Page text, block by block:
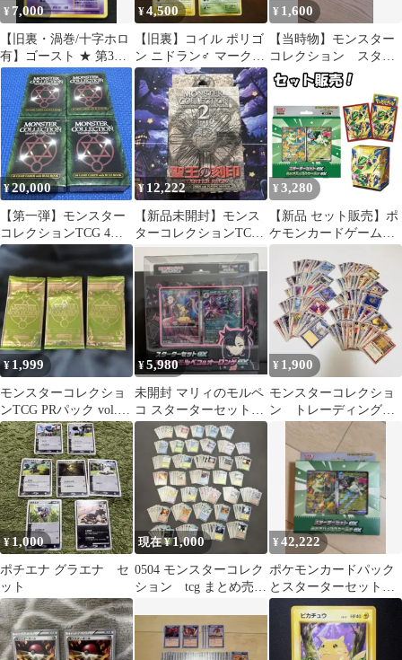
¥ 7,000
【旧裏・渦巻/十字ホロ
有】ゴースト ★ 第3弾
拡張パック 化石の秘密
¥4,500
【旧裏】コイル ポリゴ
ン ニドラン♂ マークな
し 3枚セット
¥ 1,600
【当時物】モンスター
コレクション スター
ターパック トレーデ
ィングカードゲーム
¥20,000
【第一弾】モンスター
コレクションTCG 4箱
まとめ売り 未使用
¥ 12,222
【新品未開封】モンス
ターコレクションTCG
聖王の刻印スターター
パック
¥ 3,280
【新品 セット販売】ポ
ケモンカードゲーム
トex ニャオハ＆マスカ
ーニャex ＆ デッキシー
ルド プレミアム・グロ
ス メガレックウザ ＆
デッキケース メガレッ
クウザ
¥ 1,999
モンスターコレクショ
ンTCG PRパック vol.5
3パック
¥5,980
未開封 マリィのモルペ
コ スターターセットex
マリィのモルペコ&オ
ーロンゲ
¥ 1,900
モンスターコレクショ
ン トレーディングカ
¥1,000
ポチエナ グラエナ セ
ット
現在 ¥1,000
0504 モンスターコレク
ション tcg まとめ売り
¥42,222
ポケモンカードパック
とスターターセットと
スターターデッキ100等
まとめ売り